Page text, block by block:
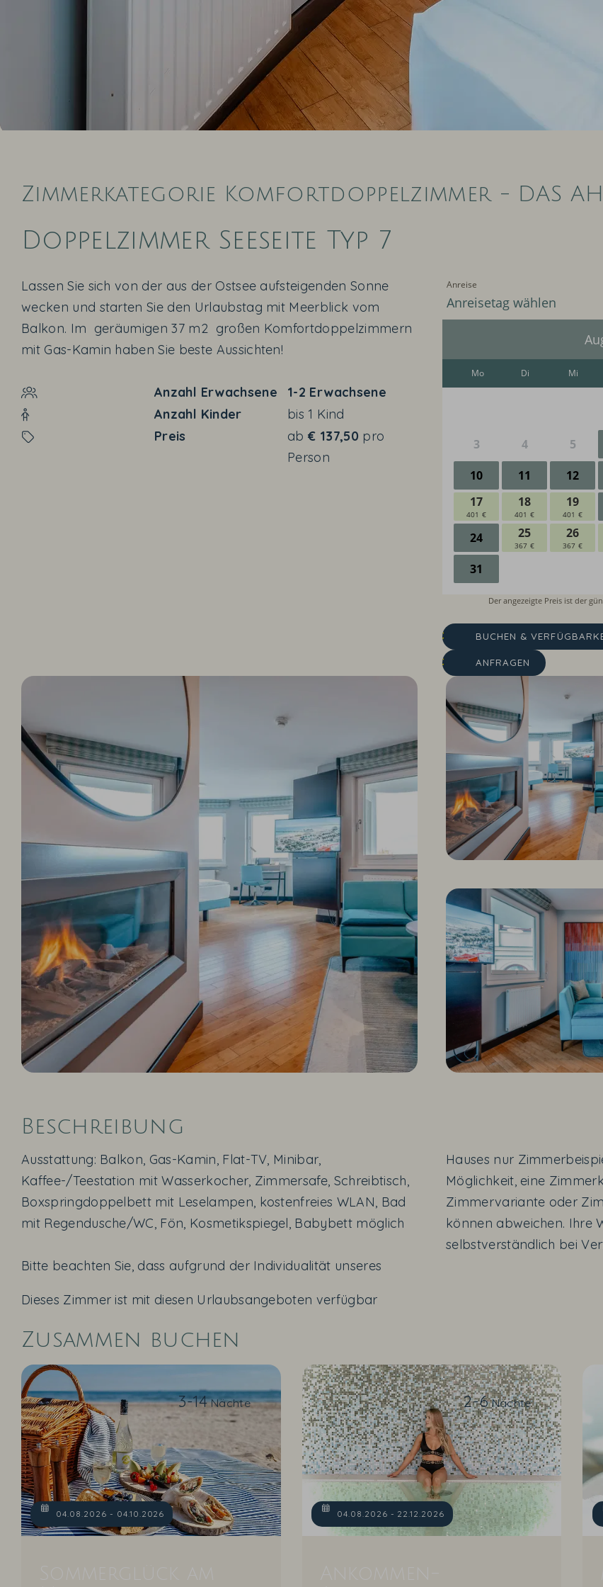
Zimmerkategorie Komfortdoppelzimmer - DAS
Doppelzimmer Seeseite Typ 7
Lassen Sie sich von der aus der Ostsee aufsteigenden Sonne
wecken und starten Sie den Urlaubstag mit Meerblick vom
Balkon. Im geräumigen 37 m2großen Komfortdoppelzimmern
mit Gas-Kamin haben Sie beste Aussichten!
Anzahl Erwachsene 1-2 Erwachsene
Anzahl Kinder
bis 1 Kind
Preis
ab€ 137,50 pro
Person
BUCHEN &
ANFRAGEN
Beschreibung
Ausstattung: Balkon, Gas-Kamin, Flat-TV, Minibar,
Kaffee-/Teestation mit Wasserkocher, Zimmersafe, Schreibtisch,
Boxspringdoppelbett mit Leselampen, kostenfreies WLAN, Bad
mit Regendusche/WC, Fön, Kosmetikspiegel, Babybett möglich
Bitte beachten Sie, dass aufgrund der Individualität unseres
Hauses nur
Möglichkeit, eine
Zimmervariante oder
können abweichen. Ihre
selbstverständlich bei
Dieses Zimmer ist mit diesen Urlaubsangeboten verfügbar
Zusammen buchen
3-14Nächte
04.08.2026 - 04.10.2026
2-6Nächte
04.08.2026 - 22.12.2026